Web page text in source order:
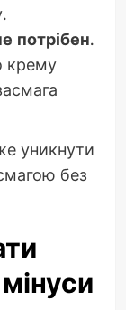
потрібен.
крему
уникнути
без